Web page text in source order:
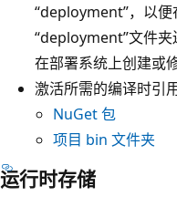
“deployment”，以便
“deployment”文件
在部署系统上创建或
激活所需的编译时引
NuGet 包
项目 bin 文件夹
运行时存储